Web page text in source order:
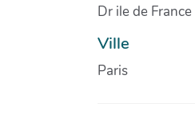
Dr ile de France
Ville
Paris